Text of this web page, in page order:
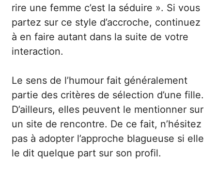
rire une femme c’est la séduire ». Si vous
partez sur ce style d’accroche, continuez
à en faire autant dans la suite de votre
interaction.
Le sens de l’humour fait généralement
partie des critères de sélection d’une fille.
D’ailleurs, elles peuvent le mentionner sur
un site de rencontre. De ce fait, n’hésitez
pas à adopter l’approche blagueuse si elle
le dit quelque part sur son profil.